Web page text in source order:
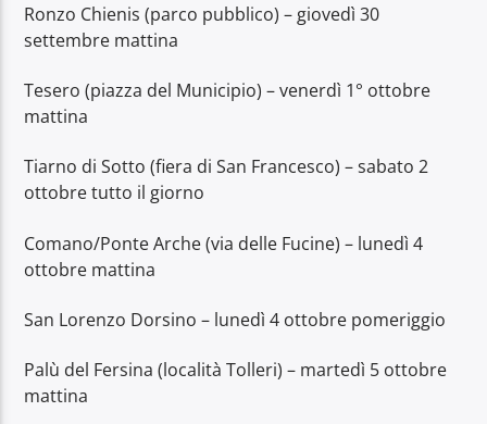
Ronzo Chienis (parco pubblico) – giovedì 30
settembre mattina
Tesero (piazza del Municipio) – venerdì 1° ottobre
mattina
Tiarno di Sotto (fiera di San Francesco) – sabato 2
ottobre tutto il giorno
Comano/Ponte Arche (via delle Fucine) – lunedì 4
ottobre mattina
San Lorenzo Dorsino – lunedì 4 ottobre pomeriggio
Palù del Fersina (località Tolleri) – martedì 5 ottobre
mattina